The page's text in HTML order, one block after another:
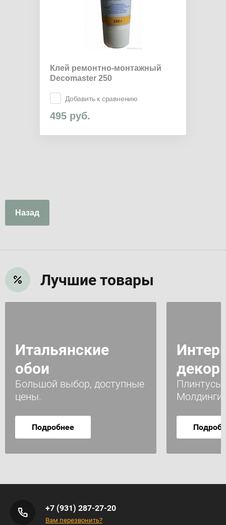
Клей ремонтно-монтажный
Decomaster 250
Добавить к сравнению
495 руб.
Назад
Лучшие товары
Итальянские
обои
Большой выбор, доступные
цены.
Подробнее
декор
Молдинги
+7 (931) 287-27-20
Вам перезвонить?